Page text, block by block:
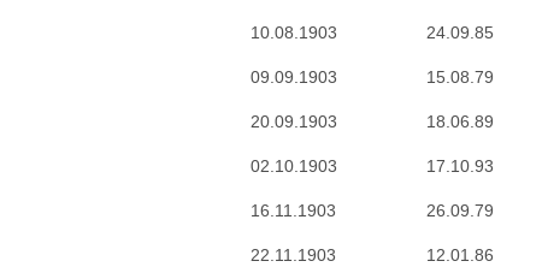
10.08.1903 24.09.85
09.09.1903 15.08.79
20.09.1903 18.06.89
02.10.1903 17.10.93
16.11.1903 26.09.79
22.11.1903 12.01.86